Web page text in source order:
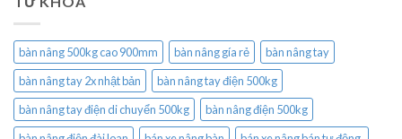
bàn nâng 500kg cao 900mm bàn nâng gía rẻ
bàn nâng tay
bàn nâng tay 2x nhật bản
bàn nâng tay điện 500kg
bàn nâng tay điện di chuyển 500kg
bàn nâng điện 500kg